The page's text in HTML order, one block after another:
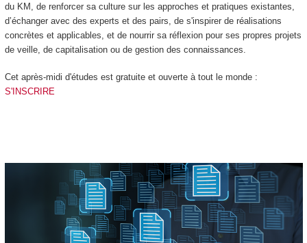
du KM, de renforcer sa culture sur les approches et pratiques existantes,
d’échanger avec des experts et des pairs, de s'inspirer de réalisations
concrètes et applicables, et de nourrir sa réflexion pour ses propres projets
de veille, de capitalisation ou de gestion des connaissances.
Cet après-midi d'études est gratuite et ouverte à tout le monde :
S'INSCRIRE